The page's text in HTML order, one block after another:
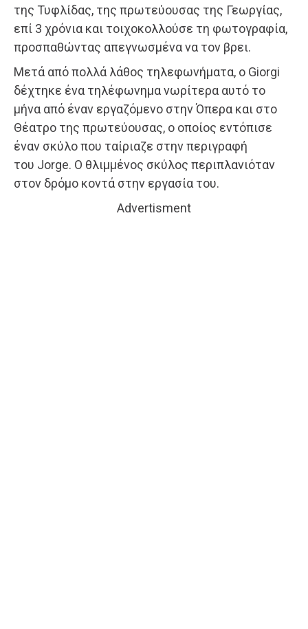
της Τυφλίδας, της πρωτεύουσας της Γεωργίας,
επί 3 χρόνια και τοιχοκολλούσε τη φωτογραφία,
προσπαθώντας απεγνωσμένα να τον βρει.
Μετά από πολλά λάθος τηλεφωνήματα, ο Giorgi
δέχτηκε ένα τηλέφωνημα νωρίτερα αυτό το
μήνα από έναν εργαζόμενο στην Όπερα και στο
Θέατρο της πρωτεύουσας, ο οποίος εντόπισε
έναν σκύλο που ταίριαζε στην περιγραφή
του Jorge. Ο θλιμμένος σκύλος περιπλανιόταν
στον δρόμο κοντά στην εργασία του.
Advertisment